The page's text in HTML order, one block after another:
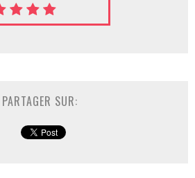
PARTAGER SUR: